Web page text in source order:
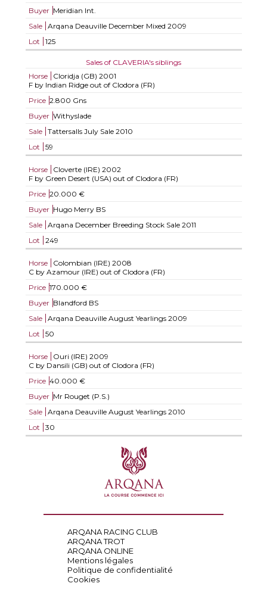
Buyer Meridian Int.
Sale
Arqana Deauville December Mixed 2009
Lot
125
Sales of CLAVERIA's siblings
Horse
Cloridja (GB) 2001
F by Indian Ridge out of Clodora (FR)
Price 2.800 Gns
Buyer Withyslade
Sale
Tattersalls July Sale 2010
Lot
59
Horse Cloverte (IRE) 2002
F by Green Desert (USA) out of Clodora (FR)
Price 20.000 €
Buyer Hugo Merry BS
Sale
Arqana December Breeding Stock Sale 2011
Lot
249
Horse Colombian (IRE) 2008
C by Azamour (IRE) out of Clodora (FR)
Price 170.000 €
Buyer Blandford BS
Sale
Arqana Deauville August Yearlings 2009
Lot
50
Horse Ouri (IRE) 2009
C by Dansili (GB) out of Clodora (FR)
Price 40.000 €
Buyer Mr Rouget (P.S.)
Sale
Arqana Deauville August Yearlings 2010
Lot
30
ARQANA RACING CLUB
ARQANA TROT
ARQANA ONLINE
Mentions légales
Politique de confidentialité
Cookies